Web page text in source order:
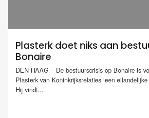
Plasterk doet niks aan
Bonaire
DEN HAAG – De bestuurscrisis op Bonaire is
Plasterk van Koninkrijksrelaties ‘een eilandelijke
Hij vindt...